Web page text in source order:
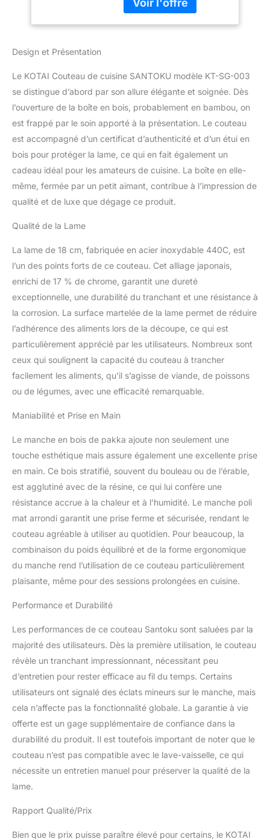
affûtée, et qui le reste
toute la saveur des
ingrédients. LAME
MARTELÉE :
Interprétation moderne
de la lame martelée
cette technique de
fabrication réduit la
friction pour permettre
aux aliments de moins
coller à la lame lors de
Parfaitement équilibré, le
Santoku est le couteau
préféré des chefs
japonais. C’est un
couteau à tout faire dont
le poids idéal permet de
découper à la fois les
aliments les plus durs
sans se fatiguer le
poignet et de pratiquer
des découpes très
précises type julienne ou
brunoise. DURABLE &
poli à la main pour une
prise en main ferme et
confortable, même avec
les mains mouillées,
droitiers comme
gauchers. Le pakkawood
est un bois technique
permettant d’éviter les
bactéries et échardes
normalement présentes
dans les manches en
de la lame jusqu’au bout
du manche – confère au
Santoku un équilibre
idéal et une durabilité
hors du commun.
FACILE À ENTRETENIR :
Lame forgée d’un alliage
440C contenant 17% de
chrome pour résister à la
rouille lavage après
lavage. Votre achat d’un
gratuit de 90 jours sans
Design et Présentation
Le KOTAI Couteau de cuisine SANTOKU modèle KT-SG-003
se distingue d’abord par son allure élégante et soignée. Dès
l’ouverture de la boîte en bois, probablement en bambou, on
est frappé par le soin apporté à la présentation. Le couteau
est accompagné d’un certificat d’authenticité et d’un étui en
bois pour protéger la lame, ce qui en fait également un
cadeau idéal pour les amateurs de cuisine. La boîte en elle-
même, fermée par un petit aimant, contribue à l’impression de
qualité et de luxe que dégage ce produit.
Qualité de la Lame
La lame de 18 cm, fabriquée en acier inoxydable 440C, est
l’un des points forts de ce couteau. Cet alliage japonais,
enrichi de 17 % de chrome, garantit une dureté
exceptionnelle, une durabilité du tranchant et une résistance à
la corrosion. La surface martelée de la lame permet de réduire
l’adhérence des aliments lors de la découpe, ce qui est
particulièrement apprécié par les utilisateurs. Nombreux sont
ceux qui soulignent la capacité du couteau à trancher
facilement les aliments, qu’il s’agisse de viande, de poissons
ou de légumes, avec une efficacité remarquable.
Maniabilité et Prise en Main
Le manche en bois de pakka ajoute non seulement une
touche esthétique mais assure également une excellente prise
en main. Ce bois stratifié, souvent du bouleau ou de l’érable,
est agglutiné avec de la résine, ce qui lui confère une
résistance accrue à la chaleur et à l’humidité. Le manche poli
mat arrondi garantit une prise ferme et sécurisée, rendant le
couteau agréable à utiliser au quotidien. Pour beaucoup, la
combinaison du poids équilibré et de la forme ergonomique
du manche rend l’utilisation de ce couteau particulièrement
plaisante, même pour des sessions prolongées en cuisine.
Performance et Durabilité
Les performances de ce couteau Santoku sont saluées par la
majorité des utilisateurs. Dès la première utilisation, le couteau
révèle un tranchant impressionnant, nécessitant peu
d’entretien pour rester efficace au fil du temps. Certains
utilisateurs ont signalé des éclats mineurs sur le manche, mais
cela n’affecte pas la fonctionnalité globale. La garantie à vie
offerte est un gage supplémentaire de confiance dans la
durabilité du produit. Il est toutefois important de noter que le
couteau n’est pas compatible avec le lave-vaisselle, ce qui
nécessite un entretien manuel pour préserver la qualité de la
lame.
Rapport Qualité/Prix
Bien que le prix puisse paraître élevé pour certains, le KOTAI